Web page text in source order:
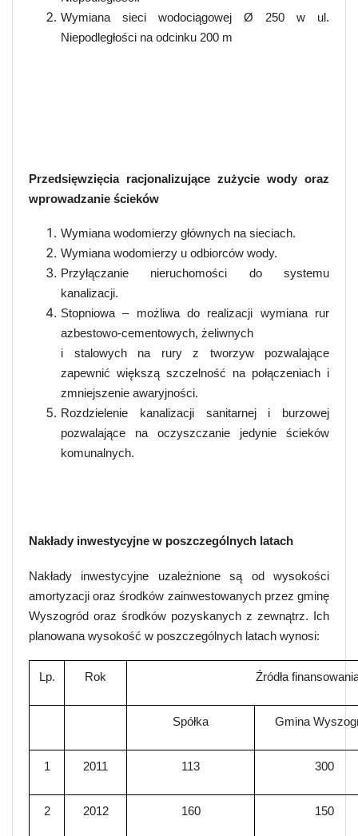
Wymiana sieci wodociągowej Ø 250 w ul.
Niepodległości na odcinku 200 m
Przedsięwzięcia racjonalizujące zużycie wody oraz
wprowadzanie ścieków
Wymiana wodomierzy głównych na sieciach.
Wymiana wodomierzy u odbiorców wody.
Przyłączanie nieruchomości do systemu
kanalizacji.
Stopniowa – możliwa do realizacji wymiana rur
azbestowo-cementowych, żeliwnych
i stalowych na rury z tworzyw pozwalające
zapewnić większą szczelność na połączeniach i
zmniejszenie awaryjności.
Rozdzielenie kanalizacji sanitarnej i burzowej
pozwalające na oczyszczanie jedynie ścieków
komunalnych.
Nakłady inwestycyjne w poszczególnych latach
Nakłady inwestycyjne uzależnione są od wysokości
amortyzacji oraz środków zainwestowanych przez gminę
Wyszogród oraz środków pozyskanych z zewnątrz. Ich
planowana wysokość w poszczególnych latach wynosi:
Lp. Rok Źródła
Spółka Gmina
1 2011 113 300
2 2012 160 150